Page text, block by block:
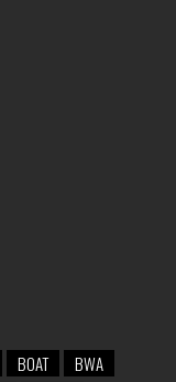
BOAT
BWA